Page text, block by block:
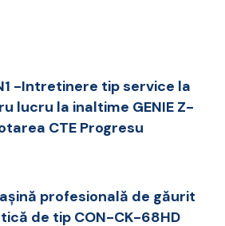
-Intretinere tip service la
lucru la inaltime GENIE Z-
CTE Progresu
profesională de găurit
de tip CON-CK-68HD